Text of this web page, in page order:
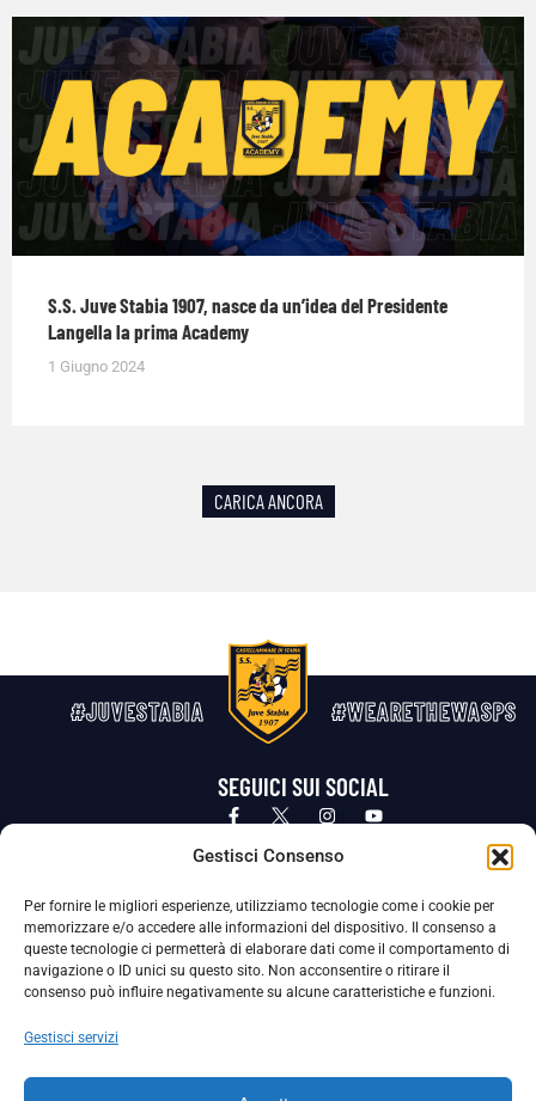
Gestisci Consenso
Per fornire le migliori esperienze, utilizziamo tecnologie come i cookie per
memorizzare e/o accedere alle informazioni del dispositivo. Il consenso a
queste tecnologie ci permetterà di elaborare dati come il comportamento di
navigazione o ID unici su questo sito. Non acconsentire o ritirare il
consenso può influire negativamente su alcune caratteristiche e funzioni.
Gestisci servizi
S.S. Juve Stabia 1907, nasce da un’idea del Presidente
Langella la prima Academy
1 Giugno 2024
CARICA ANCORA
#JUVESTABIA #WEARETHEWASPS
SEGUICI SUI SOCIAL
Privacy Policy Cookie Policy
La Società ha nominato il Responsabile della Protezione dei Dati Personali (DPO), figura specializzata che vigila sulle modalità
adottate dalla nostra Società per tutelare i Suoi dati personali.
Per contattare il DPO può scrivere a